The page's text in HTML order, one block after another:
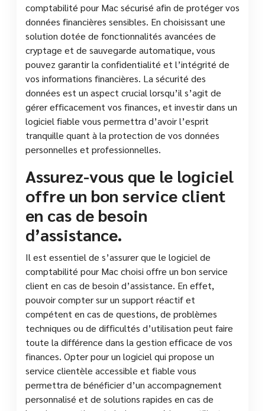
comptabilité pour Mac sécurisé afin de protéger vos
données financières sensibles. En choisissant une
solution dotée de fonctionnalités avancées de
cryptage et de sauvegarde automatique, vous
pouvez garantir la confidentialité et l’intégrité de
vos informations financières. La sécurité des
données est un aspect crucial lorsqu’il s’agit de
gérer efficacement vos finances, et investir dans un
logiciel fiable vous permettra d’avoir l’esprit
tranquille quant à la protection de vos données
personnelles et professionnelles.
Assurez-vous que le logiciel
offre un bon service client
en cas de besoin
d’assistance.
Il est essentiel de s’assurer que le logiciel de
comptabilité pour Mac choisi offre un bon service
client en cas de besoin d’assistance. En effet,
pouvoir compter sur un support réactif et
compétent en cas de questions, de problèmes
techniques ou de difficultés d’utilisation peut faire
toute la différence dans la gestion efficace de vos
finances. Opter pour un logiciel qui propose un
service clientèle accessible et fiable vous
permettra de bénéficier d’un accompagnement
personnalisé et de solutions rapides en cas de